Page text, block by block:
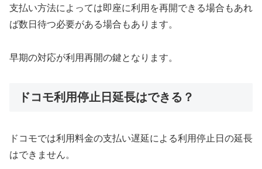
支払い方法によっては即座に利用を再開できる場合もあれ
ば数日待つ必要がある場合もあります。
早期の対応が利用再開の鍵となります。
ドコモ利用停止日延長はできる？
ドコモでは利用料金の支払い遅延による利用停止日の延長
はできません。